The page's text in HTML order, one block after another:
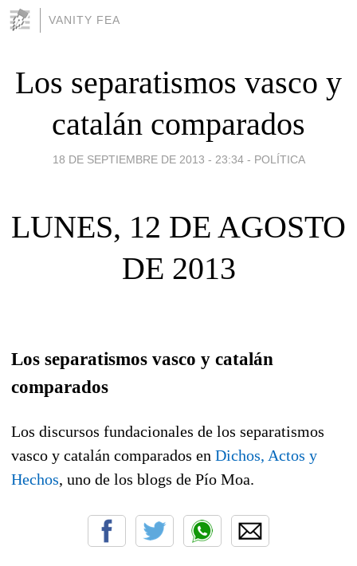
VANITY FEA
Los separatismos vasco y
catalán comparados
18 DE SEPTIEMBRE DE 2013 - 23:34 - POLÍTICA
LUNES, 12 DE AGOSTO
DE 2013
Los separatismos vasco y catalán
comparados
Los discursos fundacionales de los separatismos
vasco y catalán comparados en Dichos, Actos y
Hechos, uno de los blogs de Pío Moa.